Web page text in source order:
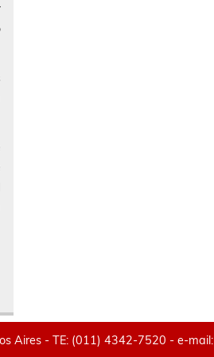
Aires - TE: (011) 4342-7520 - e-mail: